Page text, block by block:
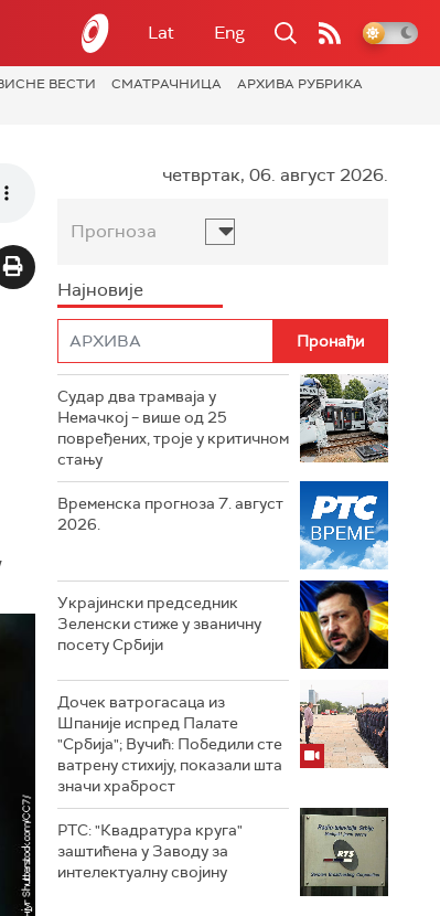
Lat Eng
ВЕСТИ СМАТРАЧНИЦА
АРХИВА РУБРИКА
четвртак, 06. август 2026.
Прогноза
Најновије
Судар два трамваја у
Немачкој – више од 25
повређених, троје у критичном
стању
Временска прогноза 7. август
2026.
Украјински председник
Зеленски стиже у званичну
посету Србији
Дочек ватрогасаца из
Шпаније испред Палате
"Србија"; Вучић: Победили сте
ватрену стихију, показали шта
значи храброст
РТС: "Квадратура круга"
заштићена у Заводу за
интелектуалну својину